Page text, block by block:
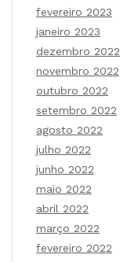
fevereiro 2023
janeiro 2023
dezembro 2022
novembro 2022
outubro 2022
setembro 2022
agosto 2022
julho 2022
junho 2022
maio 2022
abril 2022
março 2022
fevereiro 2022